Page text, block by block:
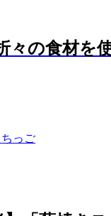
々の食材を
っご